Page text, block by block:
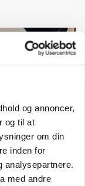
og annoncer,
og til at
om din
inden for
analysepartnere.
med andre